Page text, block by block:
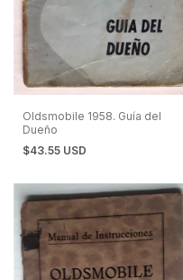
Oldsmobile 1958. Guía del
Dueño
$43.55 USD